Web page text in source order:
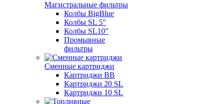
Магистральные фильтры
Колбы BigBlue
Колбы SL 5"
Колбы SL10"
Промывные
фильтры
Сменные картриджи
Картриджи BB
Картриджи 20 SL
Картриджи 10 SL